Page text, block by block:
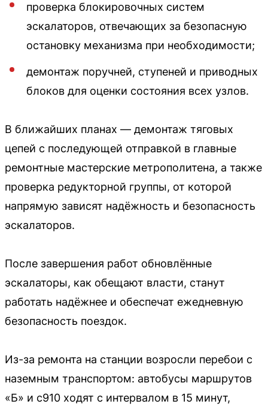
проверка блокировочных систем
эскалаторов, отвечающих за безопасную
остановку механизма при необходимости;
демонтаж поручней, ступеней и приводных
блоков для оценки состояния всех узлов.
В ближайших планах — демонтаж тяговых
цепей с последующей отправкой в главные
ремонтные мастерские метрополитена, а также
проверка редукторной группы, от которой
напрямую зависят надёжность и безопасность
эскалаторов.
После завершения работ обновлённые
эскалаторы, как обещают власти, станут
работать надёжнее и обеспечат ежедневную
безопасность поездок.
Из-за ремонта на станции возросли перебои с
наземным транспортом: автобусы маршрутов
«Б» и с910 ходят с интервалом в 15 минут,